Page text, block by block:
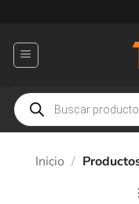
contenido
Búsqueda
de
productos
Inicio /